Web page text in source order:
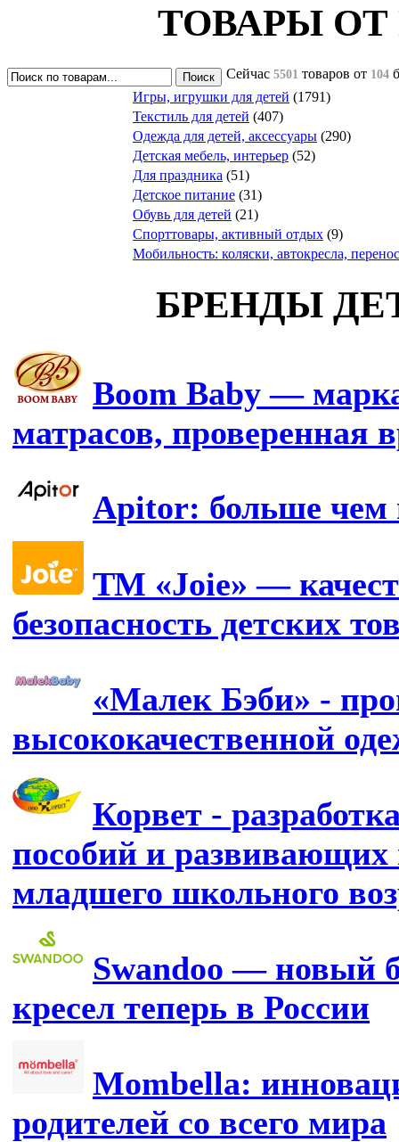
ТОВАРЫ
Сейчас 5501 товаров от 104
Игры, игрушки для детей (1791)
Текстиль для детей (407)
Одежда для детей, аксессуары (290)
Детская мебель, интерьер (52)
Для праздника (51)
Детское питание (31)
Обувь для детей (21)
Спорттовары, активный отдых (9)
Мобильность: коляски, автокресла,
БРЕНДЫ
Boom Baby —
матрасов, проверенная
Apitor: больше чем
ТМ «Joie» —
безопасность детских
«Малек Бэби» -
высококачественной
Корвет -
пособий и развивающих
младшего школьного
Swandoo — новый
кресел теперь в России
Mombella:
родителей со всего мира